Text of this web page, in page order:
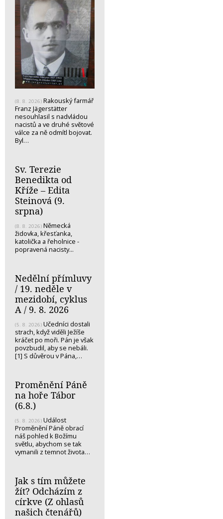
(8. 8. 2026) Rakouský farmář
Franz Jägerstätter
nesouhlasil s nadvládou
nacistů a ve druhé světové
válce za ně odmítl bojovat.
Byl…
Sv. Terezie
Benedikta od
Kříže – Edita
Steinová (9.
srpna)
(8. 8. 2026) Německá
židovka, křesťanka,
katolička a řeholnice -
popravená nacisty...
Nedělní přímluvy
/ 19. neděle v
mezidobí, cyklus
A / 9. 8. 2026
(5. 8. 2026) Učedníci dostali
strach, když viděli Ježíše
kráčet po moři. Pán je však
povzbudil, aby se nebáli.
[1] S důvěrou v Pána,…
Proměnění Páně
na hoře Tábor
(6.8.)
(5. 8. 2026) Událost
Proměnění Páně obrací
náš pohled k Božímu
světlu, abychom se tak
vymanili z temnot života…
Jak s tím můžete
žít? Odcházím z
církve (Z ohlasů
našich čtenářů)